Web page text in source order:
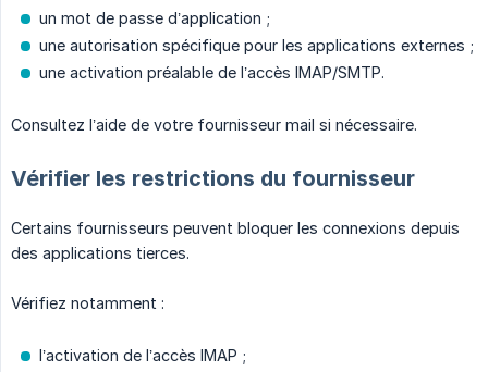
un mot de passe d’application ;
une autorisation spécifique pour les applications externes ;
une activation préalable de l’accès IMAP/SMTP.
Consultez l’aide de votre fournisseur mail si nécessaire.
Vérifier les restrictions du fournisseur
Certains fournisseurs peuvent bloquer les connexions depuis
des applications tierces.
Vérifiez notamment :
l’activation de l’accès IMAP ;